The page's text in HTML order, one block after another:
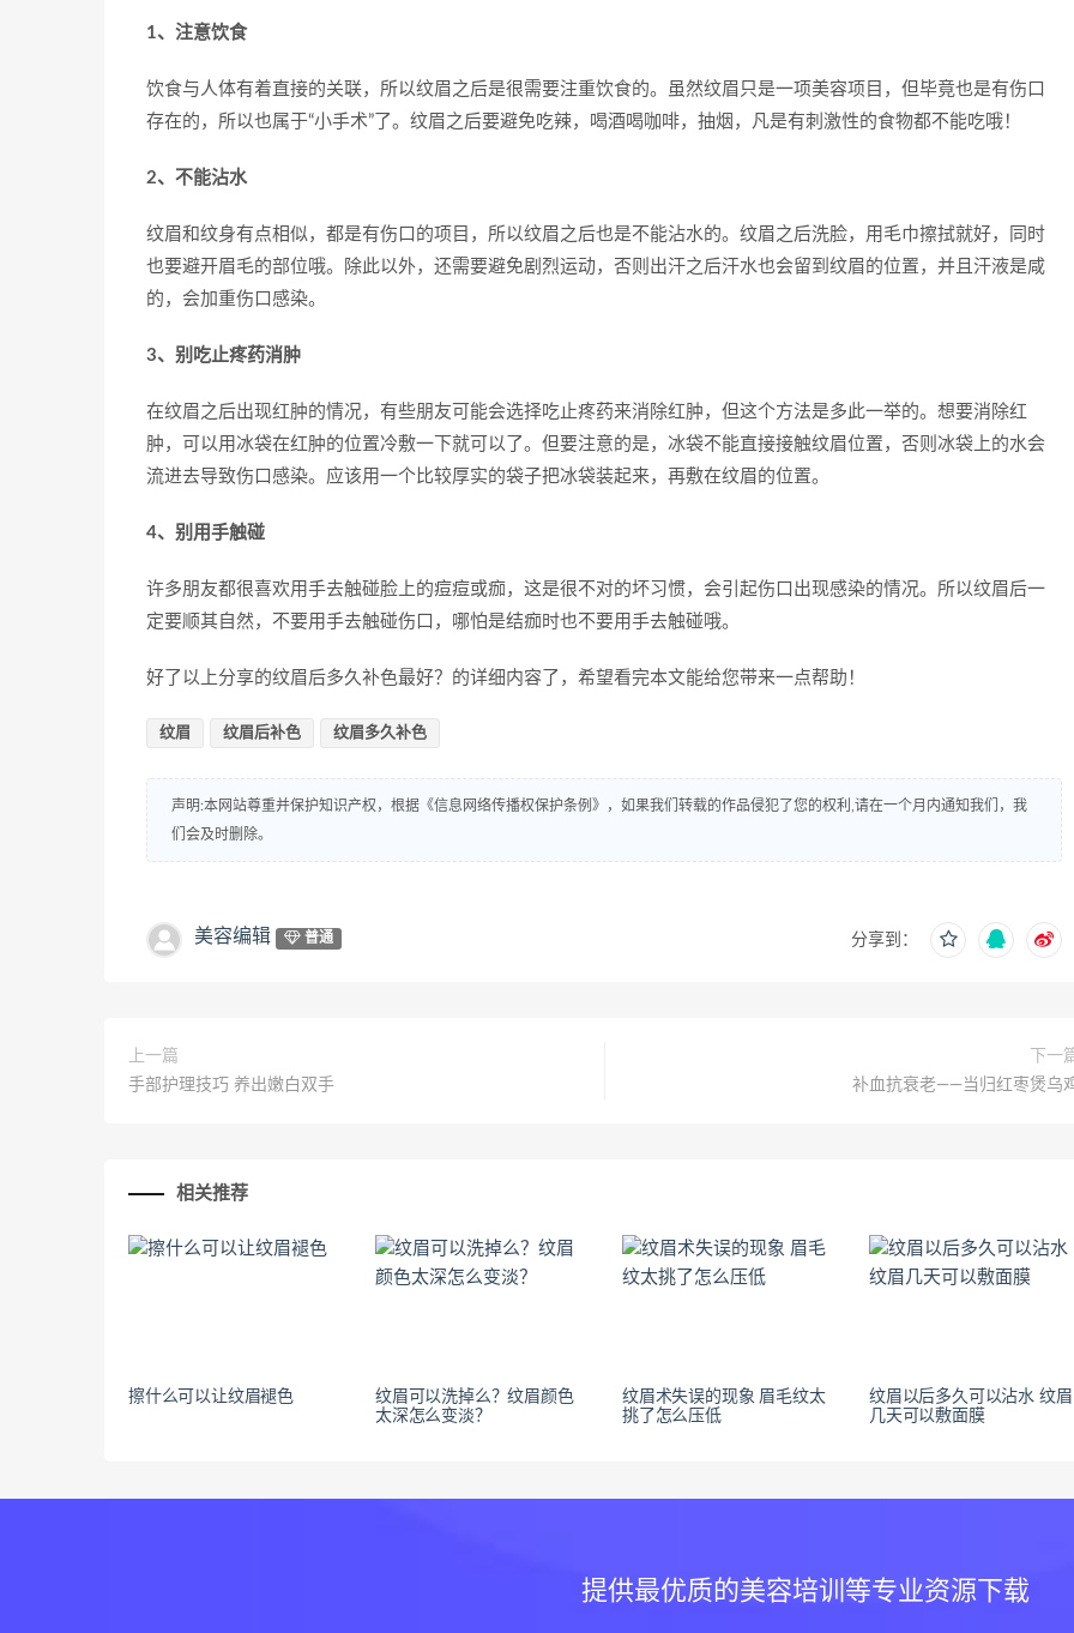
1、注意饮食
饮食与人体有着直接的关联，所以纹眉之后是很需要注重饮食的。虽然纹眉只是一项美容项目，但毕竟也是有伤口
存在的，所以也属于“小手术”了。纹眉之后要避免吃辣，喝酒喝咖啡，抽烟，凡是有刺激性的食物都不能吃哦！
2、不能沾水
纹眉和纹身有点相似，都是有伤口的项目，所以纹眉之后也是不能沾水的。纹眉之后洗脸，用毛巾擦拭就好，同时
也要避开眉毛的部位哦。除此以外，还需要避免剧烈运动，否则出汗之后汗水也会留到纹眉的位置，并且汗液是咸
的，会加重伤口感染。
3、别吃止疼药消肿
在纹眉之后出现红肿的情况，有些朋友可能会选择吃止疼药来消除红肿，但这个方法是多此一举的。想要消除红
肿，可以用冰袋在红肿的位置冷敷一下就可以了。但要注意的是，冰袋不能直接接触纹眉位置，否则冰袋上的水会
流进去导致伤口感染。应该用一个比较厚实的袋子把冰袋装起来，再敷在纹眉的位置。
4、别用手触碰
许多朋友都很喜欢用手去触碰脸上的痘痘或痂，这是很不对的坏习惯，会引起伤口出现感染的情况。所以纹眉后一
定要顺其自然，不要用手去触碰伤口，哪怕是结痂时也不要用手去触碰哦。
好了以上分享的纹眉后多久补色最好？的详细内容了，希望看完本文能给您带来一点帮助！
纹眉 纹眉后补色 纹眉多久补色
声明:本网站尊重并保护知识产权，根据《信息网络传播权保护条例》，如果我们转载的作品侵犯了您的权利,请在一个月内通知我们，我
们会及时删除。
美容编辑 普通 分享到：
上一篇
手部护理技巧 养出嫩白双手
下一
补血抗衰老——当归红枣煲乌
相关推荐
擦什么可以让纹眉褪色
纹眉可以洗掉么？纹眉颜色
太深怎么变淡？
纹眉术失误的现象 眉毛纹太
挑了怎么压低
纹眉以后多久可以沾水 纹眉
几天可以敷面膜
提供最优质的美容培训等专业资源下载